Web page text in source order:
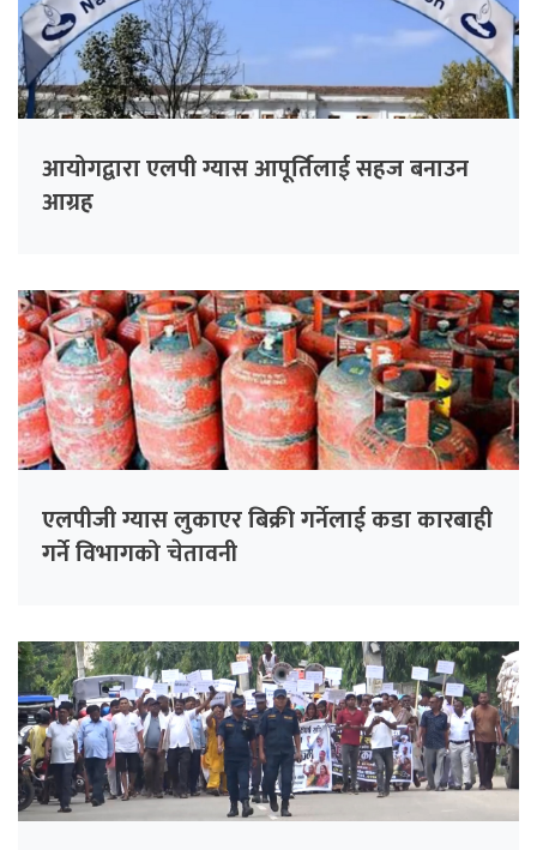
आयोगद्वारा एलपी ग्यास आपूर्तिलाई सहज बनाउन
आग्रह
एलपीजी ग्यास लुकाएर बिक्री गर्नेलाई कडा कारबाही
गर्ने विभागको चेतावनी